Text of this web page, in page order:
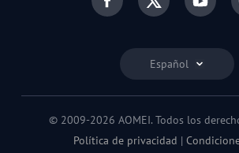
Español
© 2009-2026 AOMEI. Todos los
Política de privacidad |